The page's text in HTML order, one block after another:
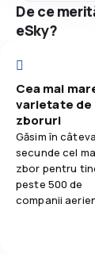
De ce
eSky?
Cea mai
varietate de
zboruri
Găsim în câteva
secunde cel
zbor pentru
peste 500 de
companii